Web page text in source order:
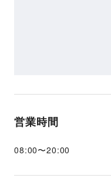
営業時間
08:00〜20:00